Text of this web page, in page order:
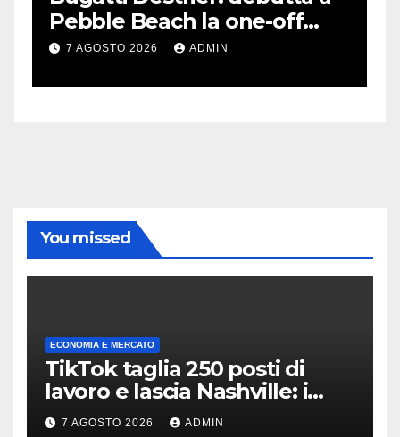
Pebble Beach la one-off
derivata dalla Bolide
7 AGOSTO 2026 ADMIN
You missed
ECONOMIA E MERCATO
TikTok taglia 250 posti di
lavoro e lascia Nashville: i
motivi della scelta
7 AGOSTO 2026 ADMIN